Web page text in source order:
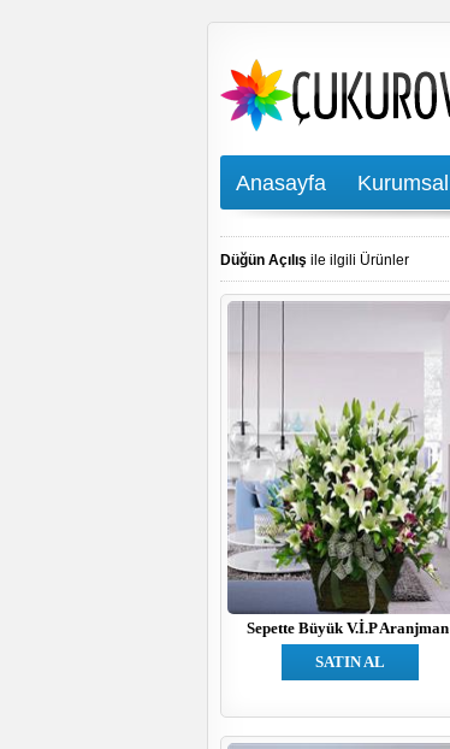
Anasayfa Kurumsal
Düğün Açılış ile ilgili Ürünler
Sepette Büyük V.İ.P Aranjman
SATIN AL